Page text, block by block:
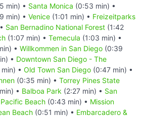
min) • Santa Monica (0:53 min) •
min) • Venice (1:01 min) • Freizeitparks
San Bernadino National Forest (1:42
(1:07 min) • Temecula (1:03 min) •
• Willkommen in San Diego (0:39
• Downtown San Diego - The
• Old Town San Diego (0:47 min) •
(0:35 min) • Torrey Pines State
• Balboa Park (2:27 min) • San
Pacific Beach (0:43 min) • Mission
Beach (0:51 min) • Embarcadero &